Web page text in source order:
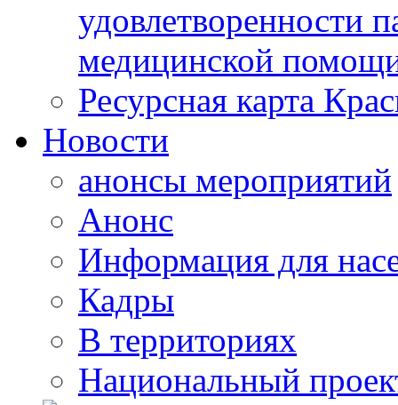
удовлетворенности
медицинской
Ресурсная карта
Новости
анонсы мероприятий
Анонс
Информация для
Кадры
В территориях
Национальный